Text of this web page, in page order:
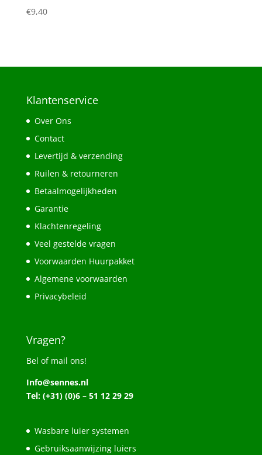
€9,40
Klantenservice
Over Ons
Contact
Levertijd & verzending
Ruilen & retourneren
Betaalmogelijkheden
Garantie
Klachtenregeling
Veel gestelde vragen
Voorwaarden Huurpakket
Algemene voorwaarden
Privacybeleid
Vragen?
Bel of mail ons!
Info@sennes.nl
Tel: (+31) (0)6 – 51 12 29 29
Wasbare luier systemen
Gebruiksaanwijzing luiers